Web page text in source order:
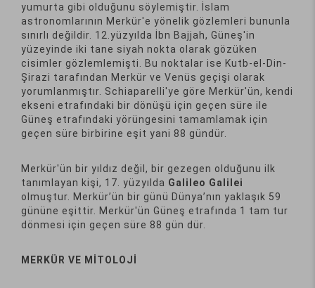
yumurta gibi olduğunu söylemiştir. İslam
astronomlarının Merkür'e yönelik gözlemleri bununla
sınırlı değildir. 12.yüzyılda İbn Bajjah, Güneş'in
yüzeyinde iki tane siyah nokta olarak gözüken
cisimler gözlemlemişti. Bu noktalar ise Kutb-el-Din-
Şirazi tarafından Merkür ve Venüs geçişi olarak
yorumlanmıştır. Schiaparelli'ye göre Merkür'ün, kendi
ekseni etrafındaki bir dönüşü için geçen süre ile
Güneş etrafındaki yörüngesini tamamlamak için
geçen süre birbirine eşit yani 88 gündür.
Merkür'ün bir yıldız değil, bir gezegen olduğunu ilk
tanımlayan kişi, 17. yüzyılda Galileo Galilei
olmuştur. Merkür’ün bir günü Dünya’nın yaklaşık 59
gününe eşittir. Merkür'ün Güneş etrafında 1 tam tur
dönmesi için geçen süre 88 gün dür.
MERKÜR VE MİTOLOJİ